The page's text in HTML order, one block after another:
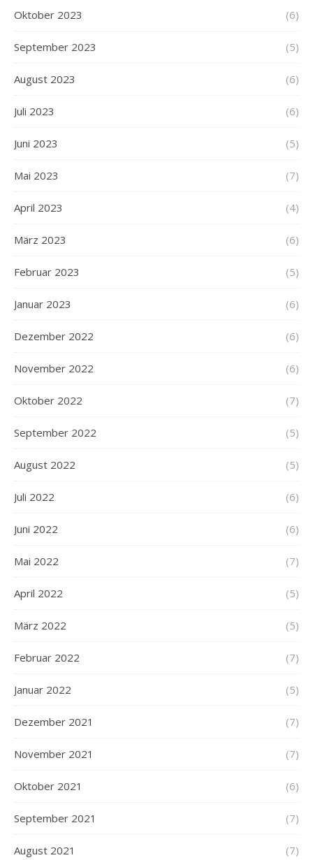
Oktober 2023 (6)
September 2023 (5)
August 2023 (6)
Juli 2023 (6)
Juni 2023 (5)
Mai 2023 (7)
April 2023 (4)
März 2023 (6)
Februar 2023 (5)
Januar 2023 (6)
Dezember 2022 (6)
November 2022 (6)
Oktober 2022 (7)
September 2022 (5)
August 2022 (5)
Juli 2022 (6)
Juni 2022 (6)
Mai 2022 (7)
April 2022 (5)
März 2022 (5)
Februar 2022 (7)
Januar 2022 (5)
Dezember 2021 (7)
November 2021 (7)
Oktober 2021 (6)
September 2021 (7)
August 2021 (7)